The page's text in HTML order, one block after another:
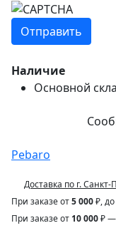
Наличие
Основной
Pebaro
Доставка по г. Санкт-
При заказе от5 000₽,
При заказе от 10 000₽ —